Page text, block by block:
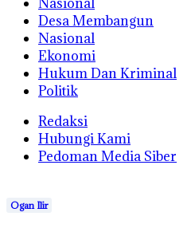
Desa Membangun
Nasional
Ekonomi
Hukum Dan Kriminal
Politik
Redaksi
Hubungi Kami
Pedoman Media Siber
Ogan Ilir